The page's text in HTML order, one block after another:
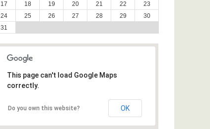
17
18 19 20 21 22
23
24
25 26 27 28 29
30
31
This page can't load Google Maps
correctly.
Do you own this website? OK